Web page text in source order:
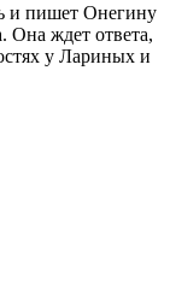
и пишет Онегину
Она ждет ответа,
у Лариных и